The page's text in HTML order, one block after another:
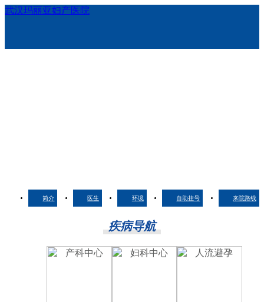
武汉玛丽亚妇产医院
简介 医生 环境 自助挂号 来院路线
疾病导航